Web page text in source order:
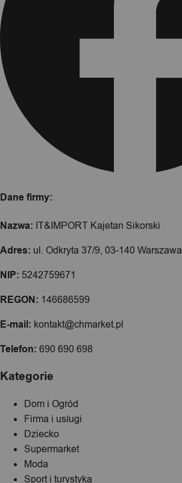
Dane firmy:
Nazwa: IT&IMPORT Kajetan Sikorski
Adres: ul. Odkryta 37/9, 03-140 Warszawa
NIP: 5242759671
REGON: 146686599
E-mail: kontakt@chmarket.pl
Telefon: 690 690 698
Kategorie
Dom i Ogród
Firma i usługi
Dziecko
Supermarket
Moda
Sport i turystyka